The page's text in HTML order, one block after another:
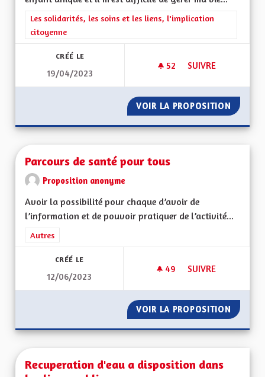
Filtrer les résultats de la catégorie : Les solidarités, les soins
Les solidarités, les soins et les liens, l'implication
citoyenne
CRÉÉ LE
19/04/2023
52 52 ABONNÉS
SUIVRE
VOIR LA PROPOSITION AIDE
Parcours de santé pour tous
Proposition anonyme
Avoir la possibilité pour chaque d’avoir de
l’information et de pouvoir pratiquer de l’activité...
Filtrer les résultats de la catégorie : Autres
Autres
CRÉÉ LE
12/06/2023
49 49 ABONNÉS
SUIVRE
VOIR LA PROPOSITION
Recuperation d'eau a disposition dans